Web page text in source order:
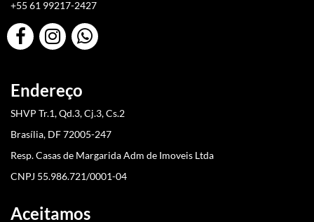
+55 61 99217-2427
Endereço
SHVP Tr.1, Qd.3, Cj.3, Cs.2
Brasília, DF 72005-247
Resp. Casas de Margarida Adm de Imoveis Ltda
CNPJ 55.986.721/0001-04
Aceitamos